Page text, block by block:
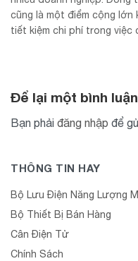
cũng là một điểm cộng lớn
tiết kiệm chi phí trong việc
Để lại một bình luận
Bạn phải đăng nhập để
THÔNG TIN HAY
Bộ Lưu Điện Năng Lượng
Bộ Thiết Bị Bán Hàng
Cân Điện Tử
Chính Sách